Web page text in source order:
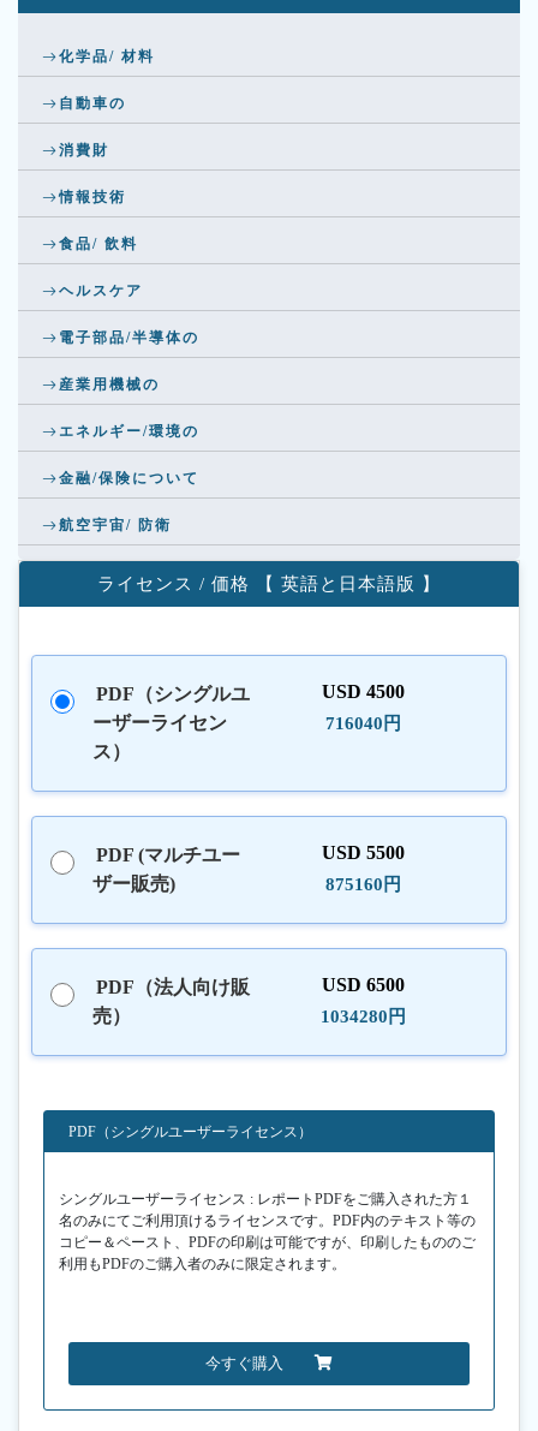
化学品/ 材料
自動車の
消費財
情報技術
食品/ 飲料
ヘルスケア
電子部品/半導体の
産業用機械の
エネルギー/環境の
金融/保険について
航空宇宙/ 防衛
ライセンス / 価格 【 英語と日本語版 】
PDF（シングルユ
ーザーライセン
ス）
USD 4500
716040円
PDF (マルチユー
ザー販売)
USD 5500
875160円
PDF（法人向け販
売）
USD 6500
1034280円
PDF（シングルユーザーライセンス）
シングルユーザーライセンス : レポートPDFをご購入された方１
名のみにてご利用頂けるライセンスです。PDF内のテキスト等の
コピー＆ペースト、PDFの印刷は可能ですが、印刷したもののご
利用もPDFのご購入者のみに限定されます。
今すぐ購入